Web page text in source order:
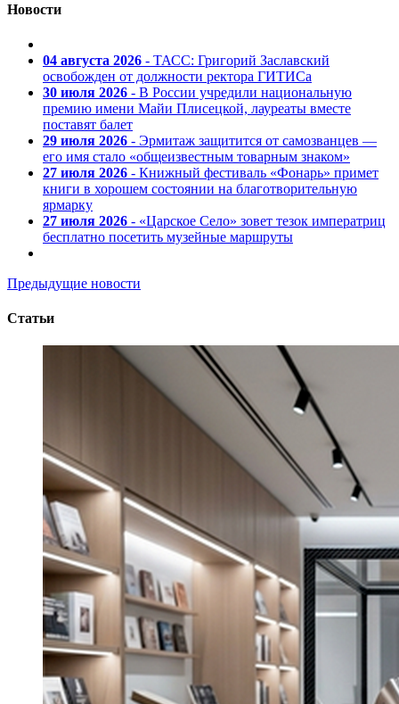
Новости
04 августа 2026 - ТАСС: Григорий Заславский
освобожден от должности ректора ГИТИСа
30 июля 2026 - В России учредили национальную
премию имени Майи Плисецкой, лауреаты вместе
поставят балет
29 июля 2026 - Эрмитаж защитится от самозванцев —
его имя стало «общеизвестным товарным знаком»
27 июля 2026 - Книжный фестиваль «Фонарь» примет
книги в хорошем состоянии на благотворительную
ярмарку
27 июля 2026 - «Царское Село» зовет тезок императриц
бесплатно посетить музейные маршруты
Предыдущие новости
Статьи